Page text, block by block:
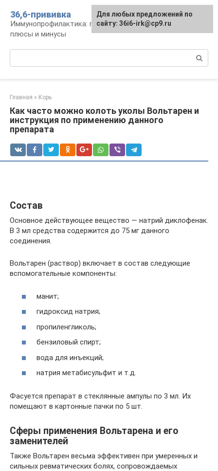
контенту
36,6-прививка
Иммунопрофилактика: график, препараты,
плюсы и минусы
Главная » Корь
Как часто можно колоть уколы Вольтарен и
инструкция по применению данного
препарата
Состав
Основное действующее вещество — натрий диклофенак.
В 3 мл средства содержится до 75 мг данного
соединения.
Вольтарен (раствор) включает в состав следующие
вспомогательные компоненты:
манит;
гидроксид натрия;
пропиленгликоль;
бензиловый спирт;
вода для инъекций;
натрия метабисульфит и т.д.
Фасуется препарат в стеклянные ампулы по 3 мл. Их
помещают в картонные пачки по 5 шт.
Сферы применения Вольтарена и его
заменителей
Также Вольтарен весьма эффективен при умеренных и
сильных ревматических болях, сопровождаемых
Для любых предложений по
сайту: 36i6-irk@cp9.ru